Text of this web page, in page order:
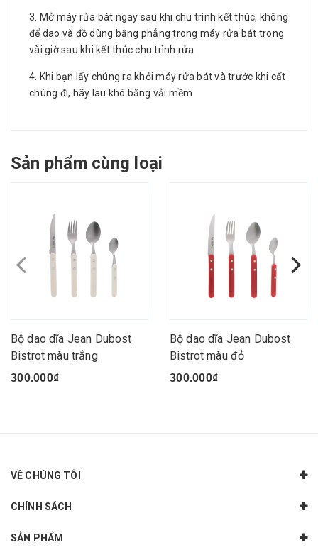
3. Mở máy rửa bát ngay sau khi chu trình kết thúc, không
để dao và đồ dùng bằng phẳng trong máy rửa bát trong
vài giờ sau khi kết thúc chu trình rửa
4. Khi bạn lấy chúng ra khỏi máy rửa bát và trước khi cất
chúng đi, hãy lau khô bằng vải mềm
Sản phẩm cùng loại
Bộ dao dĩa Jean Dubost
Bistrot màu trắng
300.000₫
Bộ dao dĩa Jean Dubost
Bistrot màu đỏ
300.000₫
VỀ CHÚNG TÔI
CHÍNH SÁCH
SẢN PHẨM